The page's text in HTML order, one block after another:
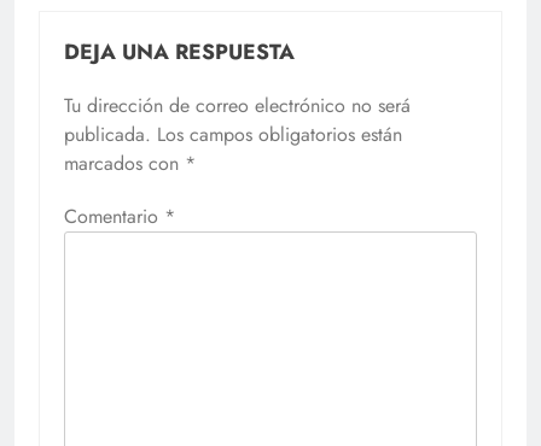
DEJA UNA RESPUESTA
Tu dirección de correo electrónico no será
publicada. Los campos obligatorios están
marcados con *
Comentario *